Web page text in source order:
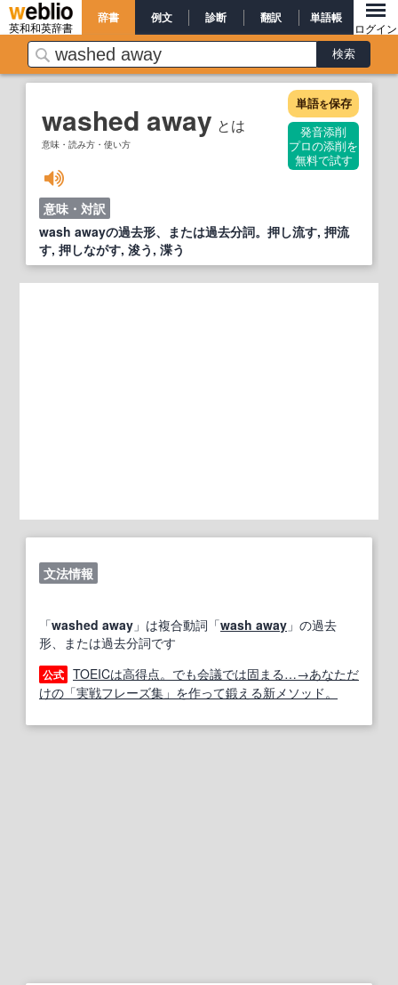
英和和英辞書
辞書 例文 診断 翻訳 単語帳
ログイン
washed away とは
意味・読み方・使い方
単語を保存
発音添削
プロの添削を
無料で試す
意味・対訳
wash awayの過去形、または過去分詞。押し流す, 押流
す, 押しながす, 浚う, 渫う
文法情報
「washed away 」は複合動詞「wash away 」の過去
形、または過去分詞です
公式 TOEICは高得点。でも会議では固まる…→あなただ
けの「実戦フレーズ集」を作って鍛える新メソッド。